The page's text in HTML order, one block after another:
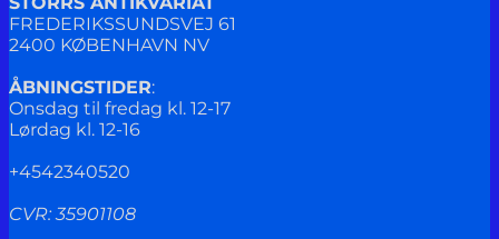
FREDERIKSSUNDSVEJ 61
2400 KØBENHAVN NV
ÅBNINGSTIDER:
Onsdag til fredag kl. 12-17
Lørdag kl. 12-16
+4542340520
CVR: 35901108